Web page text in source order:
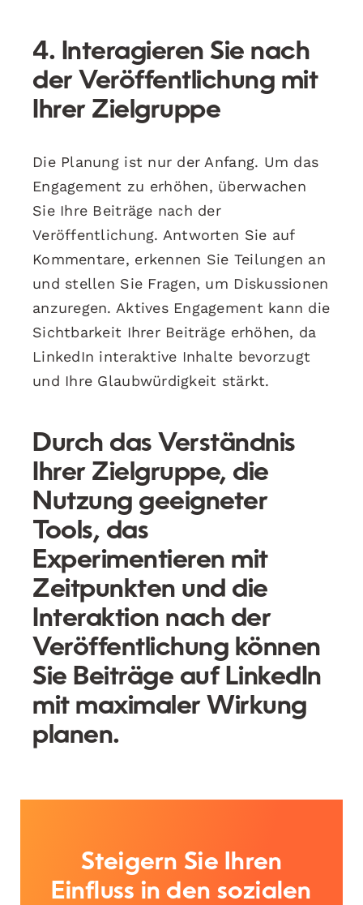
4. Interagieren Sie nach
der Veröffentlichung mit
Ihrer Zielgruppe
Die Planung ist nur der Anfang. Um das
Engagement zu erhöhen, überwachen
Sie Ihre Beiträge nach der
Veröffentlichung. Antworten Sie auf
Kommentare, erkennen Sie Teilungen an
und stellen Sie Fragen, um Diskussionen
anzuregen. Aktives Engagement kann die
Sichtbarkeit Ihrer Beiträge erhöhen, da
LinkedIn interaktive Inhalte bevorzugt
und Ihre Glaubwürdigkeit stärkt.
Durch das Verständnis
Ihrer Zielgruppe, die
Nutzung geeigneter
Tools, das
Experimentieren mit
Zeitpunkten und die
Interaktion nach der
Veröffentlichung können
Sie Beiträge auf LinkedIn
mit maximaler Wirkung
planen.
Steigern Sie Ihren
Einfluss in den sozialen